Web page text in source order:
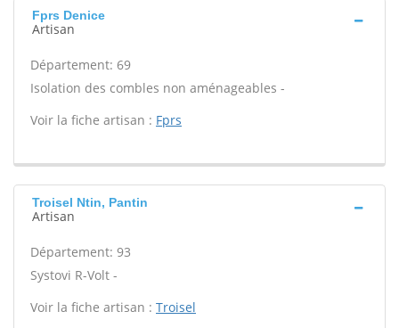
Fprs Denice
Artisan
Département: 69
Isolation des combles non aménageables -
Voir la fiche artisan : Fprs
Troisel Ntin, Pantin
Artisan
Département: 93
Systovi R-Volt -
Voir la fiche artisan : Troisel